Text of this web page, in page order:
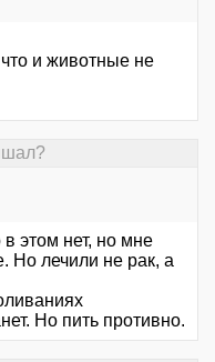
и животные не
этом нет, но мне
Но лечили не рак, а
Но пить противно.